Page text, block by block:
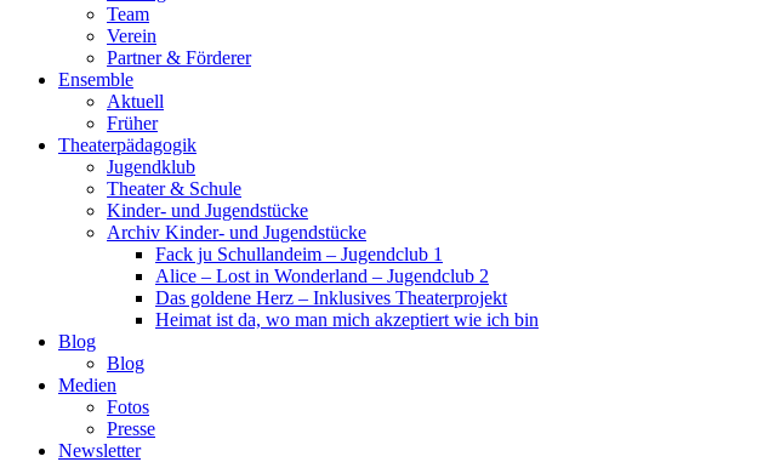
Team
Verein
Partner & Förderer
Ensemble
Aktuell
Früher
Theaterpädagogik
Jugendklub
Theater & Schule
Kinder- und Jugendstücke
Archiv Kinder- und Jugendstücke
Fack ju Schullandeim – Jugendclub 1
Alice – Lost in Wonderland – Jugendclub 2
Das goldene Herz – Inklusives Theaterprojekt
Heimat ist da, wo man mich akzeptiert wie ich bin
Blog
Blog
Medien
Fotos
Presse
Newsletter